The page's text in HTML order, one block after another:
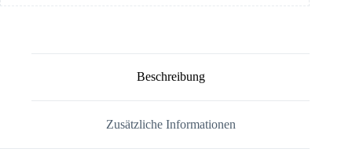
Beschreibung
Zusätzliche Informationen